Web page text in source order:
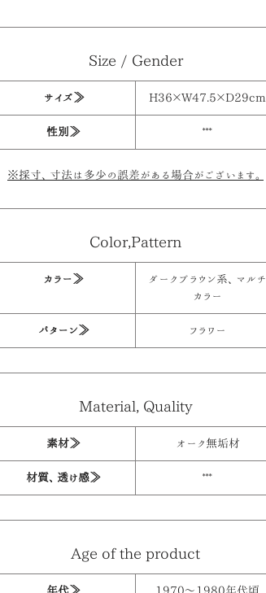
Size / Gender
サイズ≫ H36×W47.5×D29cm
性別≫ ***
※採寸、寸法は多少の誤差がある場合がございます。
Color,Pattern
カラー≫
ダークブラウン系、マルチ
カラー
パターン≫ フラワー
Material, Quality
素材≫ オーク無垢材
材質、透け感≫ ***
Age of the product
年代≫ 1970〜1980年代頃